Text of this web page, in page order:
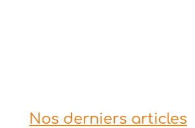
Nos derniers articles